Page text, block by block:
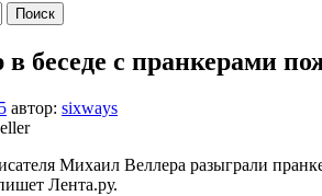
беседе с пранкерами
автор: sixways
Михаил Веллера разыграли
Лента.ру.